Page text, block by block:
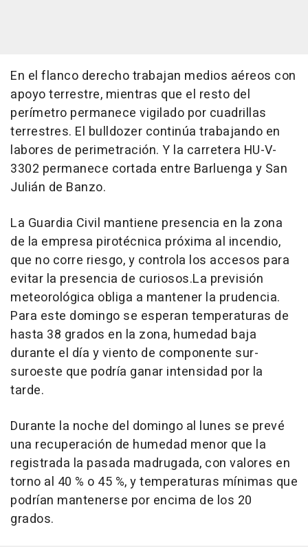
En el flanco derecho trabajan medios aéreos con
apoyo terrestre, mientras que el resto del
perímetro permanece vigilado por cuadrillas
terrestres. El bulldozer continúa trabajando en
labores de perimetración. Y la carretera HU-V-
3302 permanece cortada entre Barluenga y San
Julián de Banzo.
La Guardia Civil mantiene presencia en la zona
de la empresa pirotécnica próxima al incendio,
que no corre riesgo, y controla los accesos para
evitar la presencia de curiosos.La previsión
meteorológica obliga a mantener la prudencia.
Para este domingo se esperan temperaturas de
hasta 38 grados en la zona, humedad baja
durante el día y viento de componente sur-
suroeste que podría ganar intensidad por la
tarde.
Durante la noche del domingo al lunes se prevé
una recuperación de humedad menor que la
registrada la pasada madrugada, con valores en
torno al 40 % o 45 %, y temperaturas mínimas que
podrían mantenerse por encima de los 20
grados.